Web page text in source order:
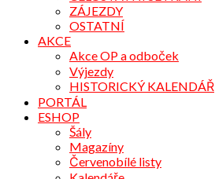
ZÁJEZDY
OSTATNÍ
AKCE
Akce OP a odboček
Výjezdy
HISTORICKÝ KALENDÁŘ
PORTÁL
ESHOP
Šály
Magazíny
Červenobílé listy